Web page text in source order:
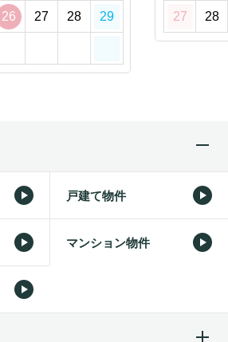
26 27 28 29 27 28
戸建て物件
マンション物件